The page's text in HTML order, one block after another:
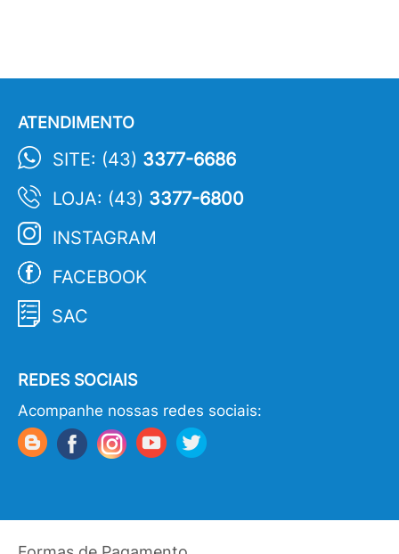
ATENDIMENTO
SITE: (43) 3377-6686
LOJA: (43) 3377-6800
INSTAGRAM
FACEBOOK
SAC
REDES SOCIAIS
Acompanhe nossas redes sociais: